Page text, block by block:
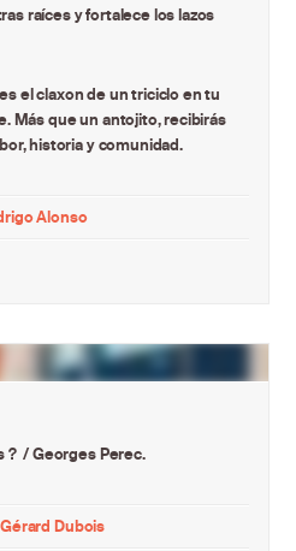
raíces y fortalece los lazos
el claxon de un triciclo en tu
Más que un antojito, recibirás
historia y comunidad.
Alonso
? / Georges Perec.
Gérard Dubois